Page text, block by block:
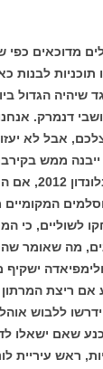
מדוכאים כפי
לבנות
שיהיה הגדול
דנמרק.
אבל לא
ממש
האולימפיאדה
לשוליים, כי
מה שאומר
אם ריצת
ללבוש
שאם ישאלו
עיריית